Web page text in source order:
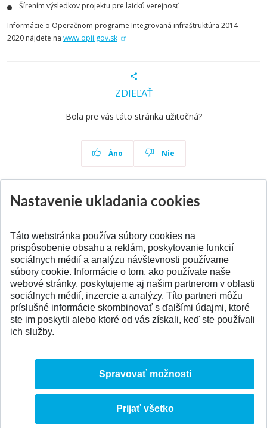
Šírením výsledkov projektu pre laickú verejnosť.
Informácie o Operačnom programe Integrovaná infraštruktúra 2014 –
2020 nájdete na www.opii.gov.sk
ZDIEĽAŤ
Bola pre vás táto stránka užitočná?
Áno Nie
SPÄŤ NA VRCH
Nastavenie ukladania cookies
Táto webstránka používa súbory cookies na
prispôsobenie obsahu a reklám, poskytovanie funkcií
sociálnych médií a analýzu návštevnosti používame
súbory cookie. Informácie o tom, ako používate naše
webové stránky, poskytujeme aj našim partnerom v oblasti
sociálnych médií, inzercie a analýzy. Títo partneri môžu
príslušné informácie skombinovať s ďalšími údajmi, ktoré
ste im poskytli alebo ktoré od vás získali, keď ste používali
ich služby.
Spravovať možnosti
Prijať všetko